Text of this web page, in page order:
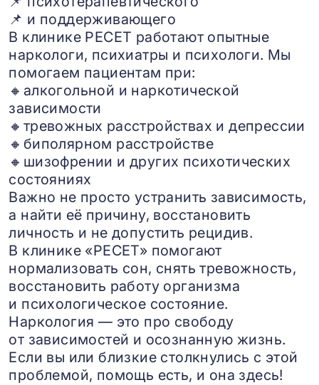
📌 и поддерживающего
В клинике РЕСЕТ работают опытные
наркологи, психиатры и психологи. Мы
помогаем пациентам при:
🔸алкогольной и наркотической
зависимости
🔸тревожных расстройствах и депрессии
🔸биполярном расстройстве
🔸шизофрении и других психотических
состояниях
Важно не просто устранить зависимость,
а найти её причину, восстановить
личность и не допустить рецидив.
В клинике «РЕСЕТ» помогают
нормализовать сон, снять тревожность,
восстановить работу организма
и психологическое состояние.
Наркология — это про свободу
от зависимостей и осознанную жизнь.
Если вы или близкие столкнулись с этой
проблемой, помощь есть, и она здесь!